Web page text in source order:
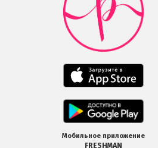
Professional
загрузить
в
Google
Мобильное
приложение
Professional
загрузить
App
Мобильное
приложение
Professional
Мобильное приложение
FRESHMAN